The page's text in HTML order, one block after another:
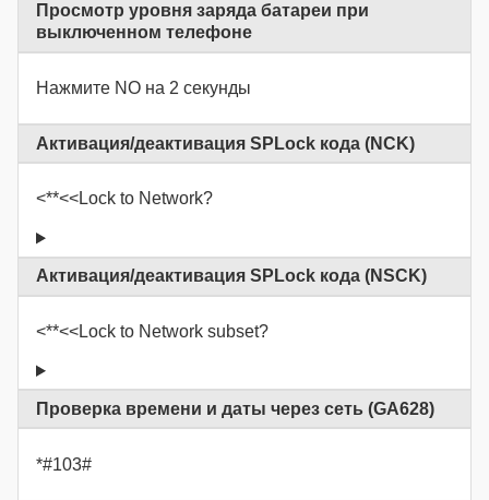
Просмотр уровня заряда батареи при
выключенном телефоне
Нажмите NO на 2 секунды
Активация/деактивация SPLock кода (NCK)
<**<<Lock to Network?
Активация/деактивация SPLock кода (NSCK)
<**<<Lock to Network subset?
Проверка времени и даты через сеть (GA628)
*#103#